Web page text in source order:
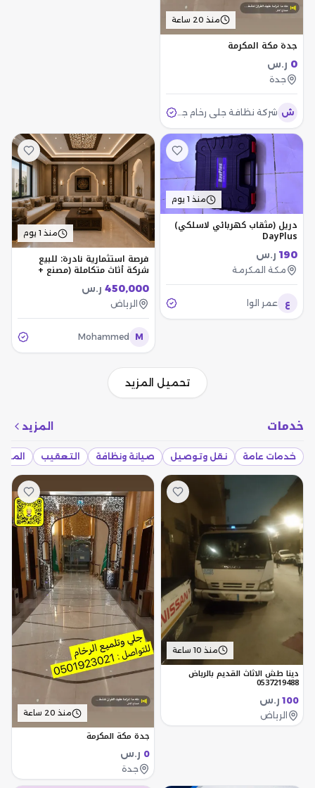
منذ 20 ساعة
جدة مكة المكرمة
0 ر.س
جدة
ش
منذ 1 يوم
دريل (مثقاب كهربائي لاسلكي)
DayPlus
190 ر.س
مكة المكرمة
ع عمر الوا
منذ 1 يوم
فرصة استثمارية نادرة: للبيع
شركة أثاث متكاملة (مصنع +
معرض + مكاتب إدارية)
450,000 ر.س
الرياض
M
Mohammed
تحميل المزيد
خدمات المزيد
خدمات عامة نقل وتوصيل صيانة ونظافة التعقيب
منذ 10 ساعة
دينا طش الاثاث القديم بالرياض
0537219488
100 ر.س
الرياض منذ 20 ساعة
جدة مكة المكرمة
0 ر.س
جدة